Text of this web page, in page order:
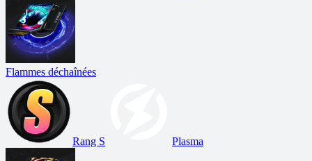
Flammes déchaînées
Rang S Plasma